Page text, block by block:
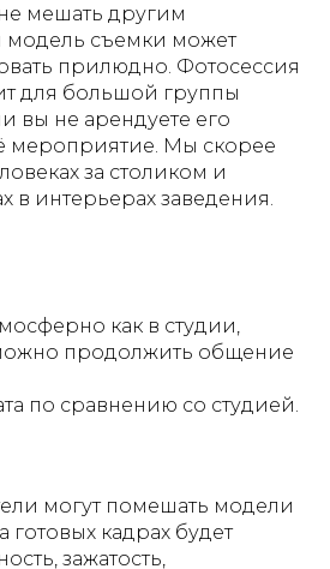
мешать другим
модель съемки может
прилюдно. Фотосессия
для большой группы
вы не арендуете его
мероприятие. Мы скорее
за столиком и
в интерьерах заведения.
как в студии,
продолжить общение
по сравнению со студией.
могут помешать модели
готовых кадрах будет
зажатость,